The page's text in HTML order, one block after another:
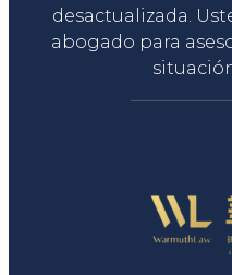
desactualizada.
abogado para